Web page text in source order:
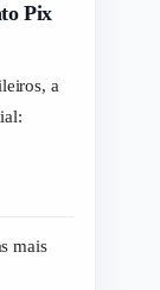
Pix
a
mais